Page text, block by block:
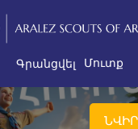
Գրանցվել Մուտք